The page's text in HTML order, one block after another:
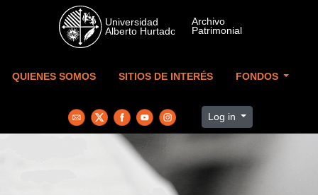
Skip to main content
QUIENES SOMOS SITIOS DE INTERÉS FONDOS
Log in